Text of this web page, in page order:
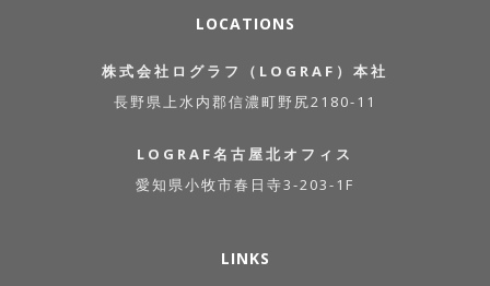
LOCATIONS
株式会社ログラフ（LOGRAF）本社
長野県上水内郡信濃町野尻2180-11
LOGRAF名古屋北オフィス
愛知県小牧市春日寺3-203-1F
LINKS